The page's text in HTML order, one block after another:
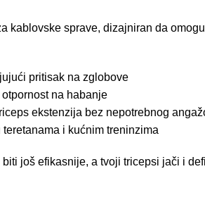
kablovske sprave, dizajniran da
pritisak na zglobove
na habanje
ekstenzija bez nepotrebnog
i kućnim treninzima
još efikasnije, a tvoji tricepsi jači i